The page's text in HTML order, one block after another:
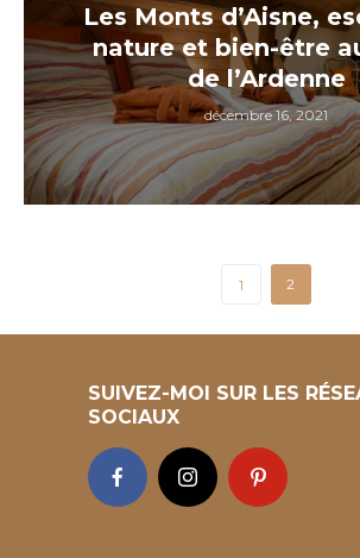
Les Monts d’Aisne,
nature et bien-être
de l’Ardenne
décembre 16, 2021
des
publications
1 2
SUIVEZ-MOI SUR LES
SOCIAUX